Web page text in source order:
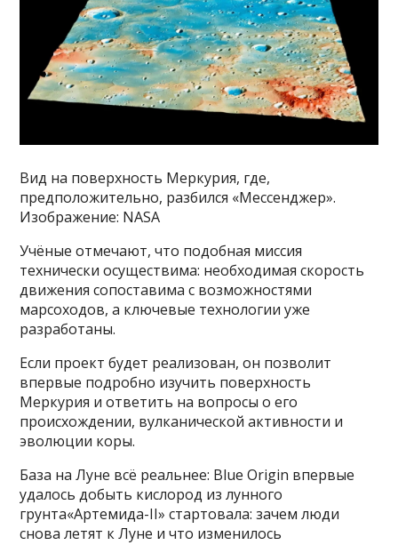
Вид на поверхность Меркурия, где,
предположительно, разбился «Мессенджер».
Изображение: NASA
Учёные отмечают, что подобная миссия
технически осуществима: необходимая скорость
движения сопоставима с возможностями
марсоходов, а ключевые технологии уже
разработаны.
Если проект будет реализован, он позволит
впервые подробно изучить поверхность
Меркурия и ответить на вопросы о его
происхождении, вулканической активности и
эволюции коры.
База на Луне всё реальнее: Blue Origin впервые
удалось добыть кислород из лунного
грунта«Артемида-II» стартовала: зачем люди
снова летят к Луне и что изменилось